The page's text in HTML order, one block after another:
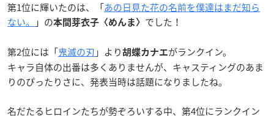
第1位に輝いたのは、「あの日見た花の名前を僕達はまだ知ら
ない。 」の本間芽衣子〈めんま〉 でした！
第2位には「鬼滅の刃 」より 胡蝶カナエがランクイン。
キャラ自体の出番は多くありませんが、キャスティングのあま
りのぴったりさに、発表当時は話題になりましたね。
名だたるヒロインたちが勢ぞろいする中、第4位にランクイン